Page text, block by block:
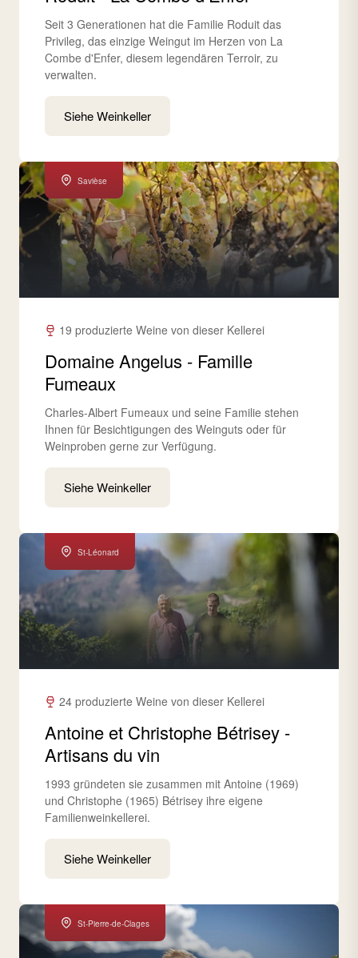
Seit 3 Generationen hat die Familie Roduit das
Privileg, das einzige Weingut im Herzen von La
Combe d'Enfer, diesem legendären Terroir, zu
verwalten.
Siehe Weinkeller
Savièse
19 produzierte Weine von dieser Kellerei
Domaine Angelus - Famille
Fumeaux
Charles-Albert Fumeaux und seine Familie stehen
Ihnen für Besichtigungen des Weinguts oder für
Weinproben gerne zur Verfügung.
Siehe Weinkeller
St-Léonard
24 produzierte Weine von dieser Kellerei
Antoine et Christophe Bétrisey -
Artisans du vin
1993 gründeten sie zusammen mit Antoine (1969)
und Christophe (1965) Bétrisey ihre eigene
Familienweinkellerei.
Siehe Weinkeller
St-Pierre-de-Clages